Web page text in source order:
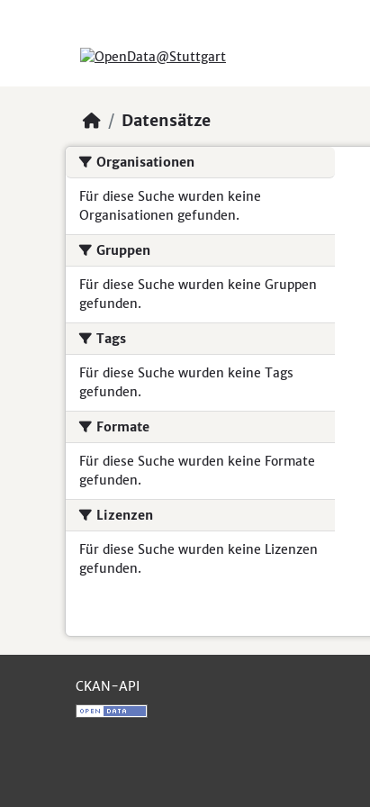
Datensätze
Organisationen
Für diese Suche wurden keine
Organisationen gefunden.
Gruppen
Für diese Suche wurden keine Gruppen
gefunden.
Tags
Für diese Suche wurden keine Tags
gefunden.
Formate
Für diese Suche wurden keine Formate
gefunden.
Lizenzen
Für diese Suche wurden keine Lizenzen
gefunden.
CKAN-API